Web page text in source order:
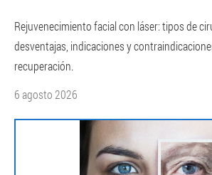
Rejuvenecimiento facial con láser: tipos de
desventajas, indicaciones y
recuperación.
6 agosto 2026